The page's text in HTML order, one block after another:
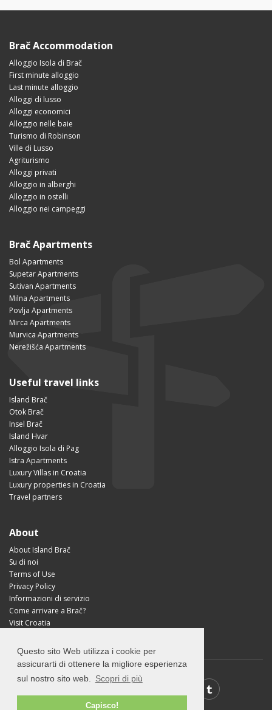
Questo sito Web utilizza i cookie per
assicurarti di ottenere la migliore esperienza
sul nostro sito web.
Scopri di più
Capisco!
Brač Accommodation
Alloggio Isola di Brač
First minute alloggio
Last minute alloggio
Alloggi di lusso
Alloggi economici
Alloggio nelle baie
Turismo di Robinson
Ville di Lusso
Agriturismo
Alloggi privati
Alloggio in alberghi
Alloggio in ostelli
Alloggio nei campeggi
Brač Apartments
Bol Apartments
Supetar Apartments
Sutivan Apartments
Milna Apartments
Povlja Apartments
Mirca Apartments
Murvica Apartments
Nerežišća Apartments
Useful travel links
Island Brač
Otok Brač
Insel Brač
Island Hvar
Alloggio Isola di Pag
Istra Apartments
Luxury Villas in Croatia
Luxury properties in Croatia
Travel partners
About
About Island Brač
Su di noi
Terms of Use
Privacy Policy
Informazioni di servizio
Come arrivare a Brač?
Visit Croatia